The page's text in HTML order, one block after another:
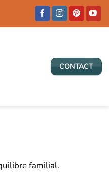
CONTACT
familial.